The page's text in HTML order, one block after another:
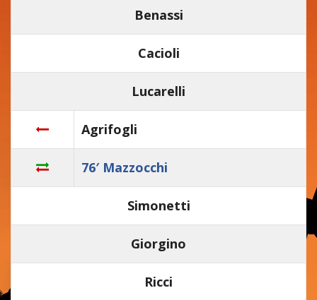
Benassi
Cacioli
Lucarelli
Agrifogli
76′ Mazzocchi
Simonetti
Giorgino
Ricci